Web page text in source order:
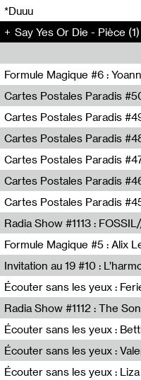
*Duuu
Say Yes Or Die - Pièce (1)
Formule Magique #6 :
Nathalie Lacroix,Yoann
Cartes Postales Paradis
Zoé Leroux
Cartes Postales Paradis
Aurore Portales
Cartes Postales Paradis
Mathias Dupaquier
Cartes Postales Paradis
Raymond Engramer
Cartes Postales Paradis
Sarah Banville
Cartes Postales Paradis
Mateo Cuin
Wave Farm
Formule Magique #5 : Alix
Nathalie Lacroix
Invitation au 19 #10 :
19, CRAC
Écouter sans les yeux :
Feriel Boushaki
Écouter sans les yeux :
Bettina Samson
Écouter sans les yeux :
Valentine Branca
00
00